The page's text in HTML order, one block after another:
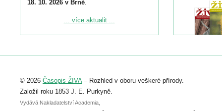
18. 10. 2026 v Brně.
Podrobnější informace ke konferenci
Registrovat se můžete do 6. září.
abstraktu přihlášené přednášky nebo
posteru je už 30. června.
... více aktualit ...
© 2026 Časopis ŽIVA– Rozhled v oboru veškeré přírody.
Založil roku 1853 J. E. Purkyně.
Vydává Nakladatelství Academia,